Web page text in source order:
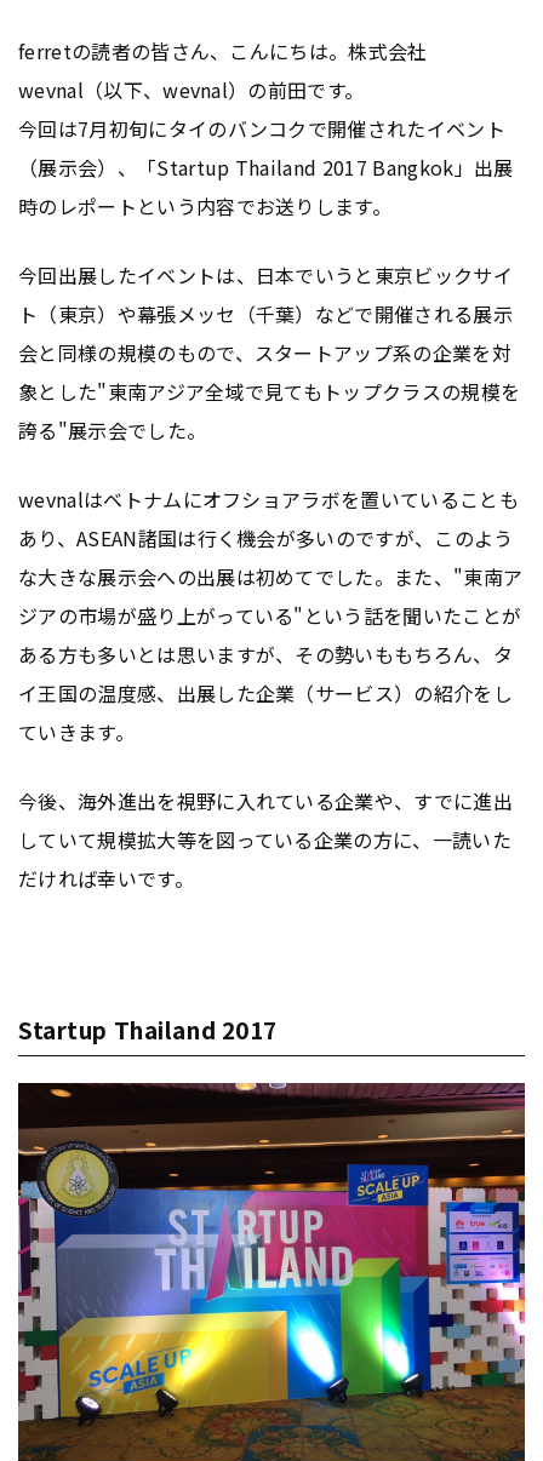
ferretの読者の皆さん、こんにちは。株式会社
wevnal（以下、wevnal）の前田です。
今回は7月初旬にタイのバンコクで開催されたイベント
（展示会）、「Startup Thailand 2017 Bangkok」出展
時のレポートという内容でお送りします。
今回出展したイベントは、日本でいうと東京ビックサイ
ト（東京）や幕張メッセ（千葉）などで開催される展示
会と同様の規模のもので、スタートアップ系の企業を対
象とした"東南アジア全域で見てもトップクラスの規模を
誇る"展示会でした。
wevnalはベトナムにオフショアラボを置いていることも
あり、ASEAN諸国は行く機会が多いのですが、このよう
な大きな展示会への出展は初めてでした。また、"東南ア
ジアの市場が盛り上がっている"という話を聞いたことが
ある方も多いとは思いますが、その勢いももちろん、タ
イ王国の温度感、出展した企業（サービス）の紹介をし
ていきます。
今後、海外進出を視野に入れている企業や、すでに進出
していて規模拡大等を図っている企業の方に、一読いた
だければ幸いです。
Startup Thailand 2017